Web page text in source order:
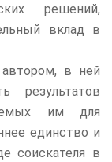
решений,
вклад в
автором, в ней
результатов
им для
единство и
соискателя в